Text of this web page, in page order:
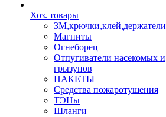
Хоз. товары
ЗМ,крючки,клей,держатели
Магниты
Огнеборец
Отпугиватели насекомых и
грызунов
ПАКЕТЫ
Средства пожаротушения
ТЭНы
Шланги